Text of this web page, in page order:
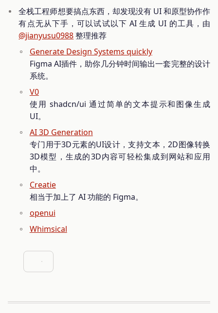
全栈工程师想要搞点东西，却发现没有 UI 和原型协作作
有点无从下手，可以试试以下 AI 生成 UI 的工具，由
@jianyusu0988整理推荐
Generate Design Systems quickly
Figma AI插件，助你几分钟时间输出一套完整的设计
系统。
V0
使用 shadcn/ui 通过简单的文本提示和图像生成
UI。
AI 3D Generation
专门用于3D元素的UI设计，支持文本，2D图像转换
3D模型，生成的3D内容可轻松集成到网站和应用
中。
Creatie
相当于加上了 AI 功能的 Figma。
openui
Whimsical